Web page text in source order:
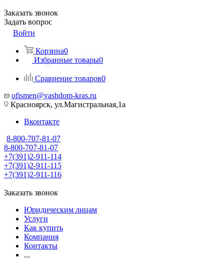
Заказать звонок
Задать вопрос
Войти
Корзина0
Избранные товары0
Сравнение товаров0
ofismen@vashdom-kras.ru
Красноярск, ул.Магистральная,1а
Вконтакте
8-800-707-81-07
8-800-707-81-07
+7(391)2-911-114
+7(391)2-911-115
+7(391)2-911-116
Заказать звонок
Юридическим лицам
Услуги
Как купить
Компания
Контакты
...